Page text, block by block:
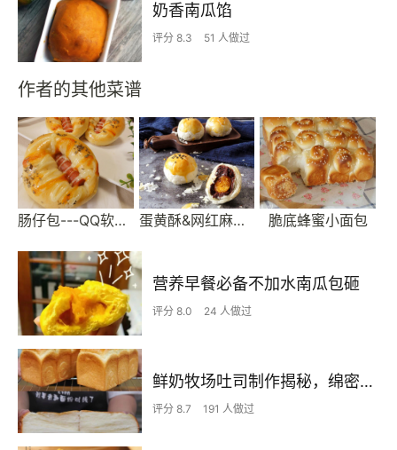
奶香南瓜馅
评分 8.3 51 人做过
作者的其他菜谱
肠仔包---QQ软软的早餐包 蛋黄酥&网红麻薯蛋黄酥---半圆天地盖包装调整方 脆底蜂蜜小面包
营养早餐必备不加水南瓜包砸
评分 8.0 24 人做过
鲜奶牧场吐司制作揭秘，绵密的吐司谁不爱啊
评分 8.7 191 人做过